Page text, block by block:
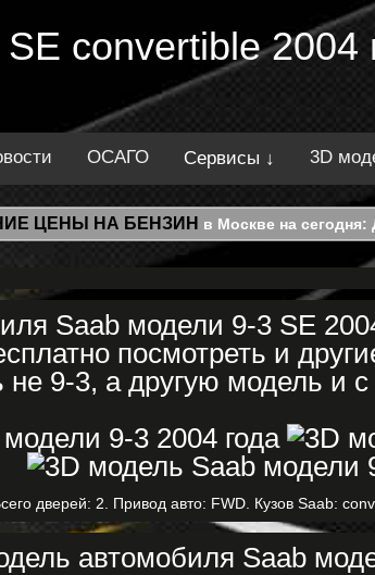
convertible
ОСАГО Сервисы ↓ 3D
ЦЕНЫ НА БЕНЗИН в Москве на
Saab модели 9-3 SE
посмотреть и
не 9-3, а другую модель и
дверей: 2. Привод авто: FWD. Кузов Saab:
автомобиля Saab